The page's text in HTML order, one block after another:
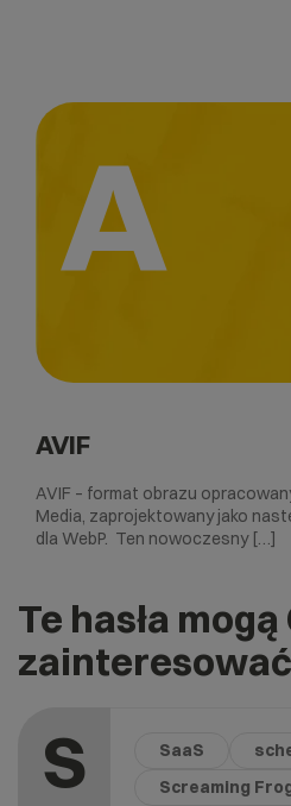
A
AVIF
AVIF – format obrazu
Media, zaprojektowany jako
dla WebP. Ten nowoczesny […]
Te hasła mogą
S SaaS
Screaming